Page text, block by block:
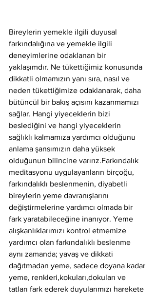
Bireylerin yemekle ilgili duyusal
farkındalığına ve yemekle ilgili
deneyimlerine odaklanan bir
yaklaşımdır. Ne tükettiğimiz konusunda
dikkatli olmamızın yanı sıra, nasıl ve
neden tükettiğimize odaklanarak, daha
bütüncül bir bakış açısını kazanmamızı
sağlar. Hangi yiyeceklerin bizi
beslediğini ve hangi yiyeceklerin
sağlıklı kalmamıza yardımcı olduğunu
anlama şansımızın daha yüksek
olduğunun bilincine varırız.Farkındalık
meditasyonu uygulayanların birçoğu,
farkındalıklı beslenmenin, diyabetli
bireylerin yeme davranışlarını
değiştirmelerine yardımcı olmada bir
fark yaratabileceğine inanıyor. Yeme
alışkanlıklarımızı kontrol etmemize
yardımcı olan farkındalıklı beslenme
aynı zamanda; yavaş ve dikkati
dağıtmadan yeme, sadece doyana kadar
yeme, renkleri,kokuları,dokuları ve
tatları fark ederek duyularımızı harekete